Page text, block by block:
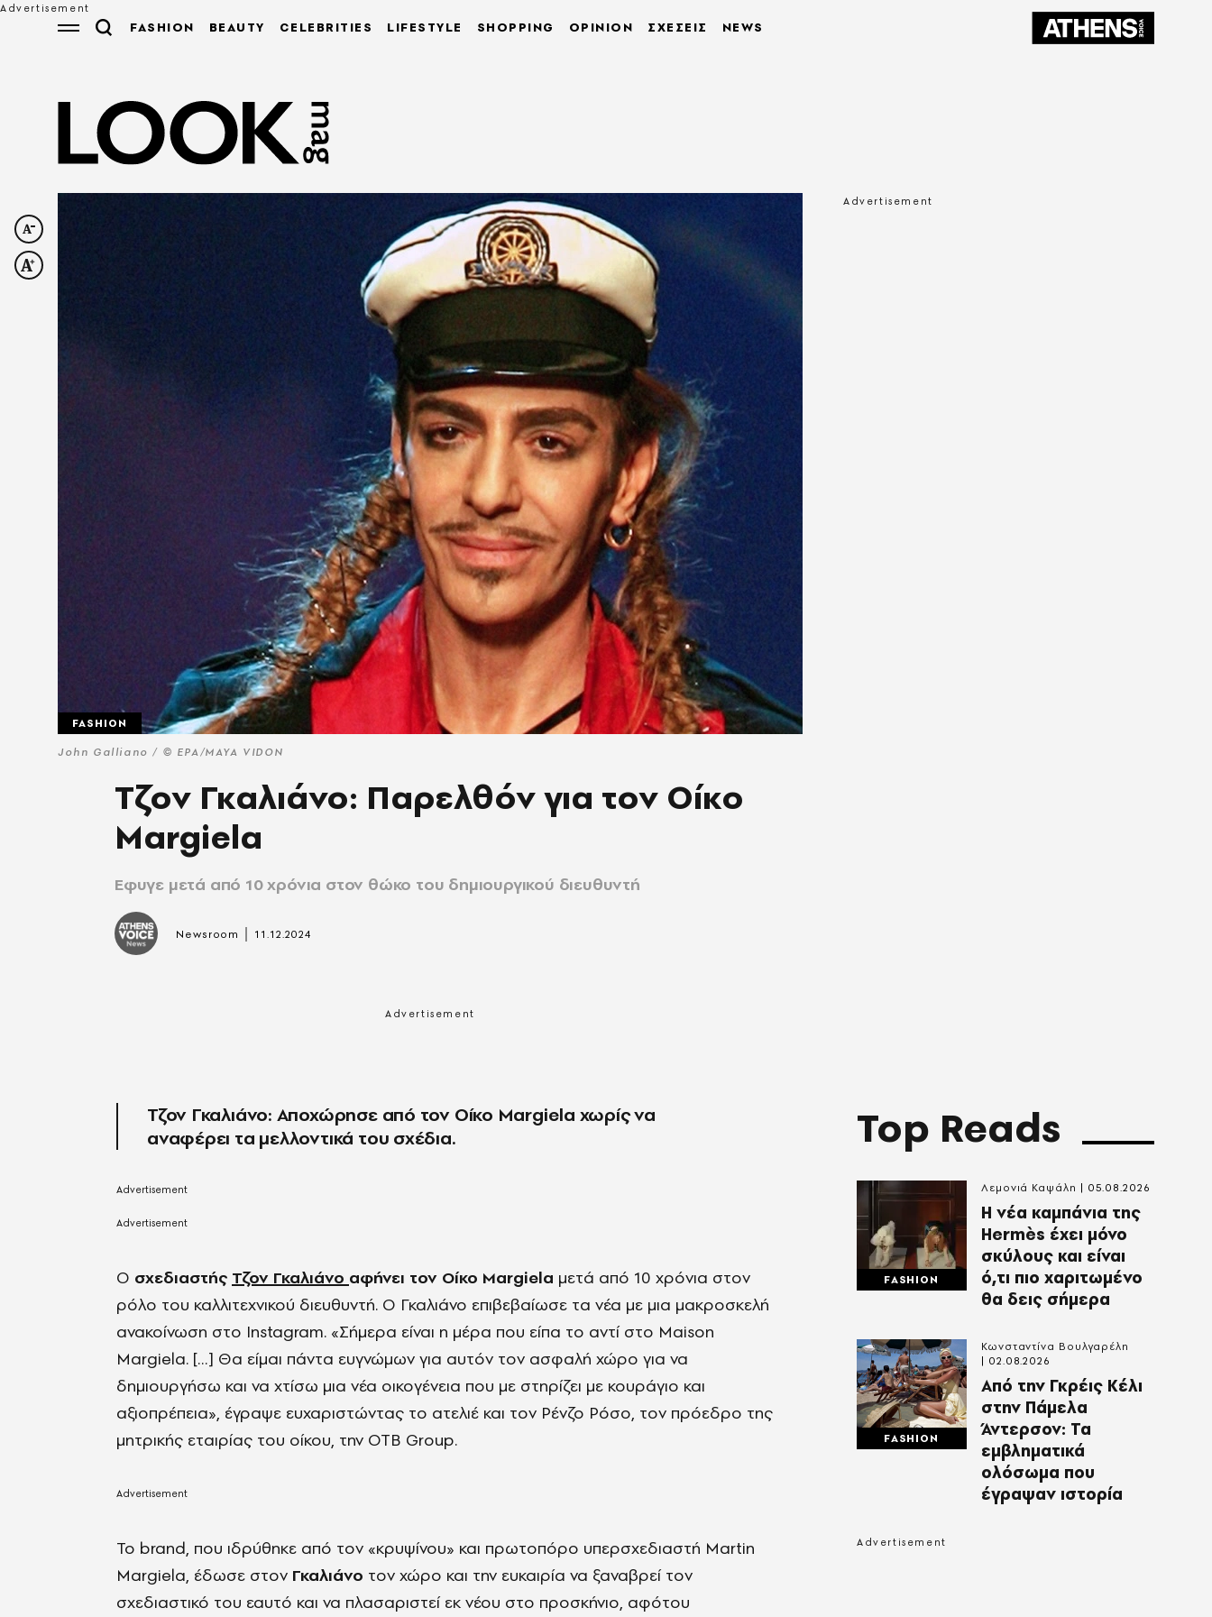
FASHION BEAUTY CELEBRITIES LIFESTYLE SHOPPING OPINION ΣΧΕΣΕΙΣ NEWS
John Galliano / © EPA/MAYA VIDON
FASHION
Τζον Γκαλιάνο: Παρελθόν για τον Οίκο
Margiela
Έφυγε μετά από 10 χρόνια στον θώκο του δημιουργικού διευθυντή
Newsroom 11.12.2024
Τζον Γκαλιάνο: Αποχώρησε από τον Οίκο Margiela χωρίς να
αναφέρει τα μελλοντικά του σχέδια.
Ο σχεδιαστής Τζον Γκαλιάνο αφήνει τον Οίκο Margiela μετά από 10 χρόνια στον
ρόλο του καλλιτεχνικού διευθυντή. Ο Γκαλιάνο επιβεβαίωσε τα νέα με μια μακροσκελή
ανακοίνωση στο Instagram. «Σήμερα είναι η μέρα που είπα το αντί στο Maison
Margiela. […] Θα είμαι πάντα ευγνώμων για αυτόν τον ασφαλή χώρο για να
δημιουργήσω και να χτίσω μια νέα οικογένεια που με στηρίζει με κουράγιο και
αξιοπρέπεια», έγραψε ευχαριστώντας το ατελιέ και τον Ρένζο Ρόσο, τον πρόεδρο της
μητρικής εταιρίας του οίκου, την OTB Group.
Το brand, που ιδρύθηκε από τον «κρυψίνου» και πρωτοπόρο υπερσχεδιαστή Martin
Margiela, έδωσε στον Γκαλιάνο τον χώρο και την ευκαιρία να ξαναβρεί τον
σχεδιαστικό του εαυτό και να πλασαριστεί εκ νέου στο προσκήνιο, αφότου
Top Reads
FASHION
Η νέα καμπάνια της
Hermès έχει μόνο
σκύλους και είναι
ό,τι πιο χαριτωμένο
θα δεις σήμερα
Λεμονιά Καψάλη 05.08.2026
FASHION
Από την Γκρέις Κέλι
στην Πάμελα
Άντερσον: Τα
εμβληματικά
ολόσωμα που
έγραψαν ιστορία
Κωνσταντίνα Βουλγαρέλη
02.08.2026